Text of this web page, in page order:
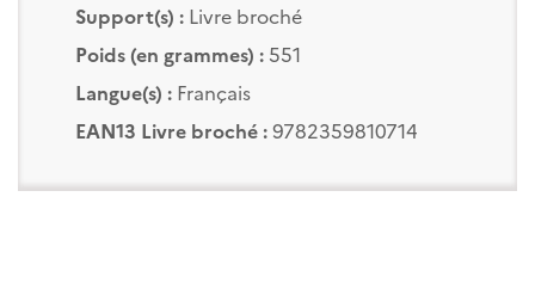
Support(s) :Livre broché
Poids (en grammes) :551
Langue(s) :Français
EAN13 Livre broché :9782359810714